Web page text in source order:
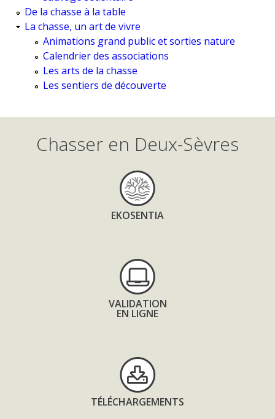
De la chasse à la table
La chasse, un art de vivre
Animations grand public et sorties nature
Calendrier des associations
Les arts de la chasse
Les sentiers de découverte
Chasser en Deux-Sèvres
EKOSENTIA
VALIDATION
EN LIGNE
TÉLÉCHARGEMENTS